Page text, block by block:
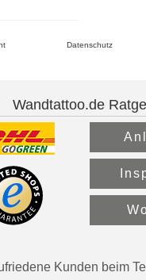
Datenschutz
Wandtattoo.de
Kunden beim